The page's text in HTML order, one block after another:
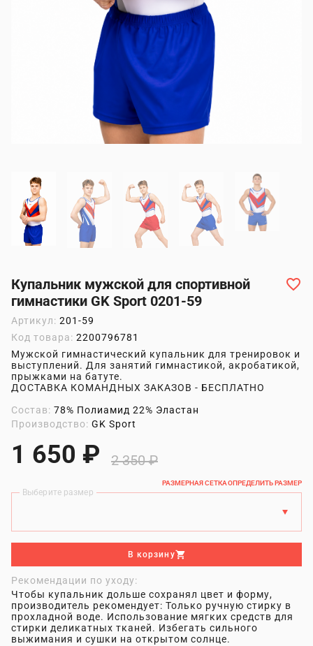
Купальник мужской для спортивной
гимнастики GK Sport 0201-59
Артикул: 201-59
Код товара: 2200796781
Мужской гимнастический купальник для тренировок и
выступлений. Для занятий гимнастикой, акробатикой,
прыжками на батуте.
ДОСТАВКА КОМАНДНЫХ ЗАКАЗОВ - БЕСПЛАТНО
Состав: 78% Полиамид 22% Эластан
Производство: GK Sport
1 650 ₽ 2 350 ₽
РАЗМЕРНАЯ СЕТКАОПРЕДЕЛИТЬ РАЗМЕР
Выберите размер
В корзину
Рекомендации по уходу:
Чтобы купальник дольше сохранял цвет и форму,
производитель рекомендует: Только ручную стирку в
прохладной воде. Использование мягких средств для
стирки деликатных тканей. Избегать сильного
выжимания и сушки на открытом солнце.